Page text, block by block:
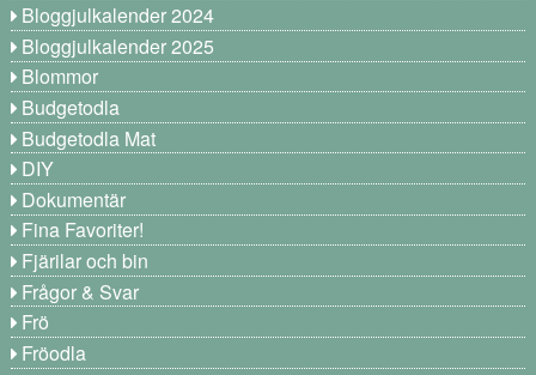
Bloggjulkalender 2024
Bloggjulkalender 2025
Blommor
Budgetodla
Budgetodla Mat
DIY
Dokumentär
Fina Favoriter!
Fjärilar och bin
Frågor & Svar
Frö
Fröodla